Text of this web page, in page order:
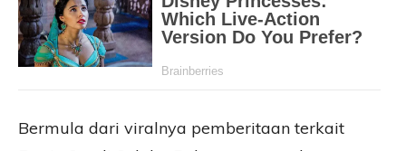
Bermula dari viralnya pemberitaan terkait